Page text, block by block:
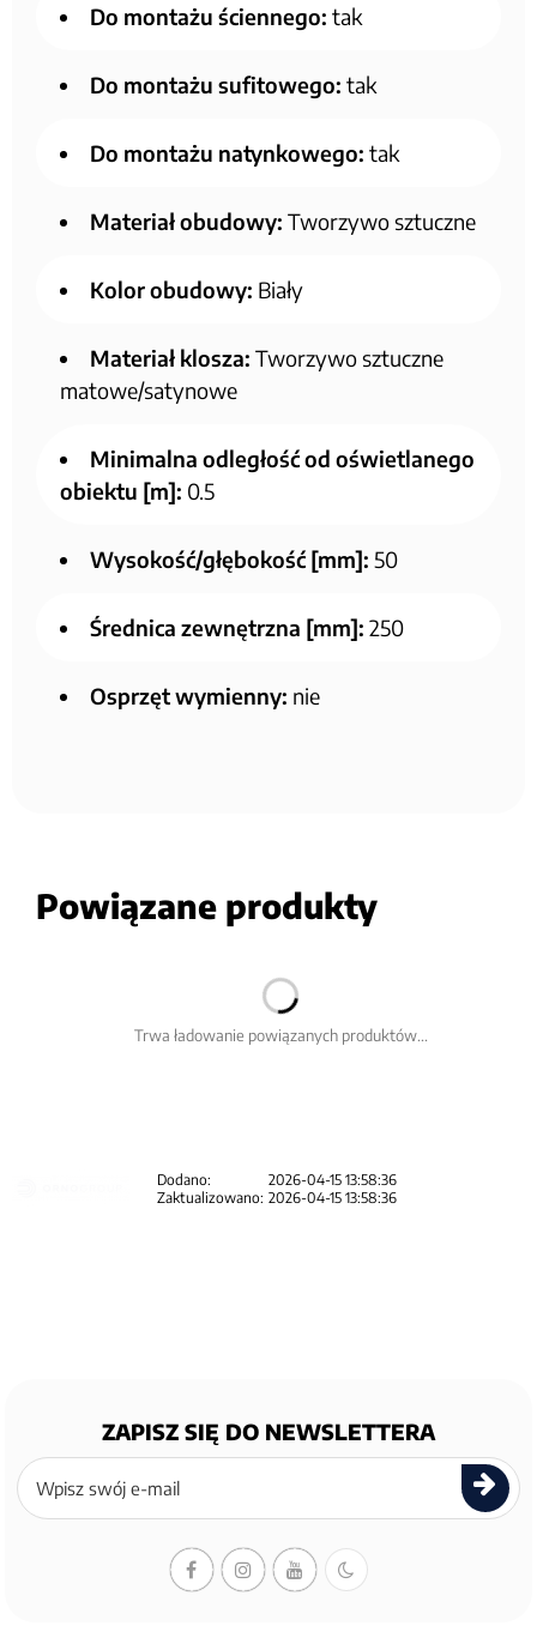
Do montażu ściennego: tak
Do montażu sufitowego: tak
Do montażu natynkowego: tak
Materiał obudowy: Tworzywo sztuczne
Kolor obudowy: Biały
Materiał klosza: Tworzywo sztuczne
matowe/satynowe
Minimalna odległość od oświetlanego
obiektu [m]: 0.5
Wysokość/głębokość [mm]: 50
Średnica zewnętrzna [mm]: 250
Osprzęt wymienny: nie
Powiązane produkty
Trwa ładowanie powiązanych produktów...
Dodano:
2026-04-15 13:58:36
Zaktualizowano: 2026-04-15 13:58:36
ZAPISZ SIĘ DO NEWSLETTERA
Zapisz
się
newslettera